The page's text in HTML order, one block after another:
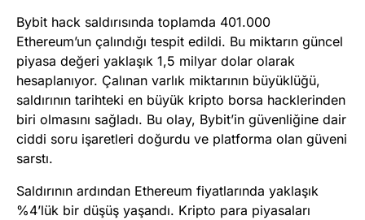
Bybit hack saldırısında toplamda 401.000
Ethereum’un çalındığı tespit edildi. Bu miktarın güncel
piyasa değeri yaklaşık 1,5 milyar dolar olarak
hesaplanıyor. Çalınan varlık miktarının büyüklüğü,
saldırının tarihteki en büyük kripto borsa hacklerinden
biri olmasını sağladı. Bu olay, Bybit’in güvenliğine dair
ciddi soru işaretleri doğurdu ve platforma olan güveni
sarstı.
Saldırının ardından Ethereum fiyatlarında yaklaşık
%4’lük bir düşüş yaşandı. Kripto para piyasaları